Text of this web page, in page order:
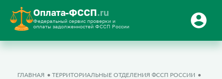
Оплата-ФССП.ru
Федеральный сервис проверки и
оплаты задолженностей ФССП России
ГЛАВНАЯ
ТЕРРИТОРИАЛЬНЫЕ ОТДЕЛЕНИЯ ФССП РОССИИ